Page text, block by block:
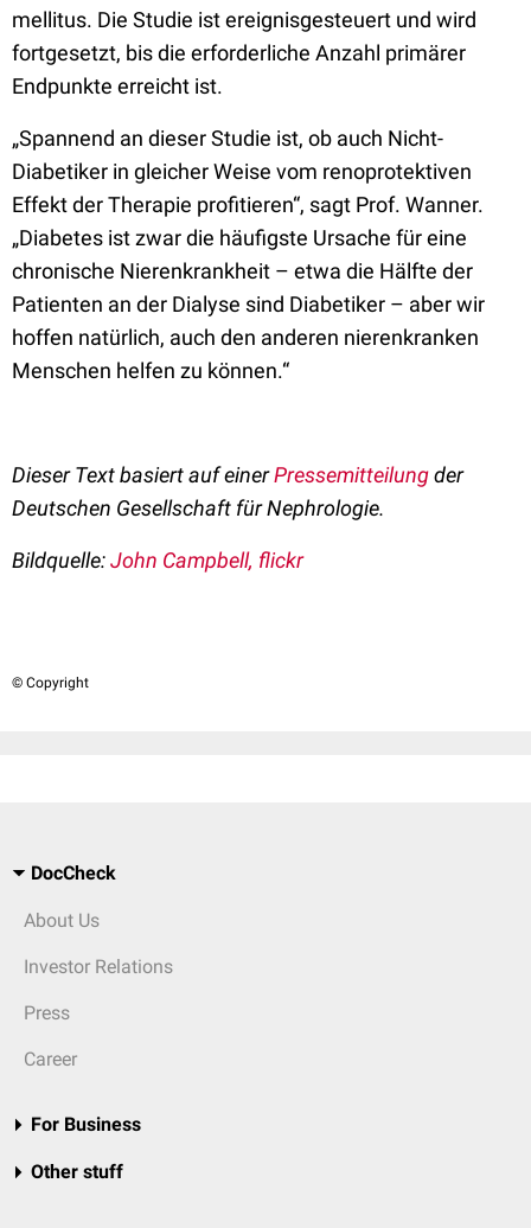
mellitus. Die Studie ist ereignisgesteuert und wird
fortgesetzt, bis die erforderliche Anzahl primärer
Endpunkte erreicht ist.
„Spannend an dieser Studie ist, ob auch Nicht-
Diabetiker in gleicher Weise vom renoprotektiven
Effekt der Therapie profitieren“, sagt Prof. Wanner.
„Diabetes ist zwar die häufigste Ursache für eine
chronische Nierenkrankheit – etwa die Hälfte der
Patienten an der Dialyse sind Diabetiker – aber wir
hoffen natürlich, auch den anderen nierenkranken
Menschen helfen zu können.“
Dieser Text basiert auf einerPressemitteilungder
Deutschen Gesellschaft für Nephrologie.
Bildquelle:John Campbell, flickr
© Copyright
DocCheck
About Us
Investor Relations
Press
Career
For Business
Other stuff